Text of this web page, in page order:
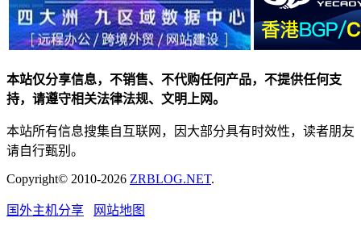
本站仅分享信息，不销售、不代购任何产品，不提供任何支
持，请遵守相关法律法规、文明上网。
本站所有信息搜集自互联网，因大部分具有时效性，读者朋友
请自行甄别。
Copyright© 2010-2026 ZRBLOG.NET.
国外主机分享 网站地图